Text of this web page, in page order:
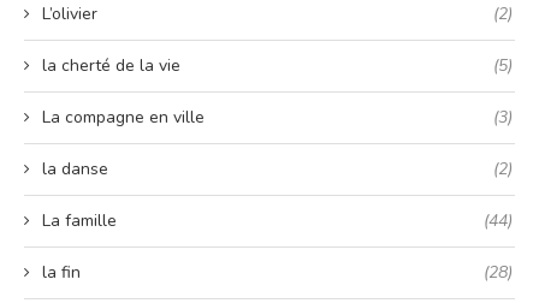
L’olivier (2)
la cherté de la vie (5)
La compagne en ville (3)
la danse (2)
La famille (44)
la fin (28)